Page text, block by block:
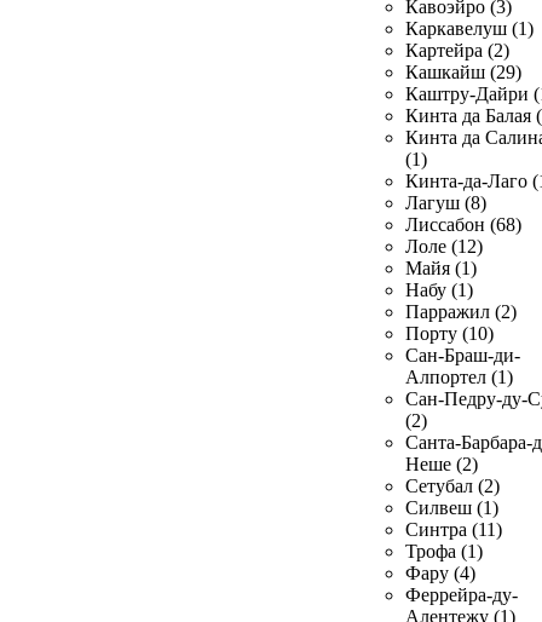
Кавоэйро (3)
Каркавелуш (1)
Картейра (2)
Кашкайш (29)
Каштру-Дайри
Кинта да Балая
Кинта да
(1)
Кинта-да-Лаго
Лагуш (8)
Лиссабон (68)
Лоле (12)
Майя (1)
Набу (1)
Парражил (2)
Порту (10)
Сан-Браш-ди-
Алпортел (1)
Сан-Педру-ду-
(2)
Санта-Барбара-
Неше (2)
Сетубал (2)
Силвеш (1)
Синтра (11)
Трофа (1)
Фару (4)
Феррейра-ду-
Алентежу (1)